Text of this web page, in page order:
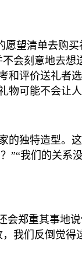
望清单去购
会刻意地去
和评价送礼者
可能不会让人
的独特造型。
”“我们的关系
郑重其事地
我们反倒觉